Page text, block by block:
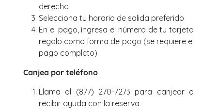
derecha
Selecciona tu horario de salida preferido
En el pago, ingresa el número de tu tarjeta
regalo como forma de pago (se requiere el
pago completo)
Canjea por teléfono
Llama al (877) 270-7273 para canjear o
recibir ayuda con la reserva